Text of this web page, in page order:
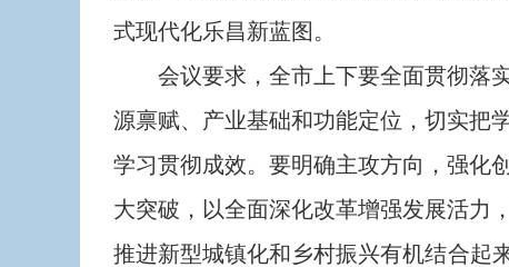
式现代化乐昌新蓝图。
会议要求，全市上下要全面贯彻落实
源禀赋、产业基础和功能定位，切实把
学习贯彻成效。要明确主攻方向，强化
大突破，以全面深化改革增强发展活力
推进新型城镇化和乡村振兴有机结合起